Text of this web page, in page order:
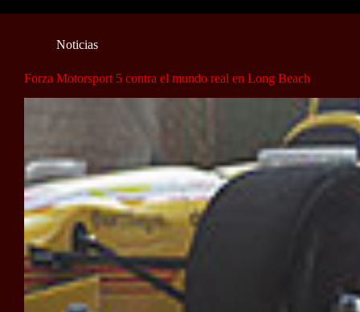
Noticias
Forza Motorsport 5 contra el mundo real en Long Beach